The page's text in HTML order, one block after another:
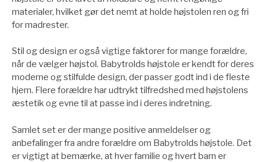
materialer, hvilket gør det nemt at holde højstolen ren og fri
for madrester.
Stil og design er også vigtige faktorer for mange forældre,
når de vælger højstol. Babytrolds højstole er kendt for deres
moderne og stilfulde design, der passer godt ind i de fleste
hjem. Flere forældre har udtrykt tilfredshed med højstolens
æstetik og evne til at passe ind i deres indretning.
Samlet set er der mange positive anmeldelser og
anbefalinger fra andre forældre om Babytrolds højstole. Det
er vigtigt at bemærke, at hver familie og hvert barn er